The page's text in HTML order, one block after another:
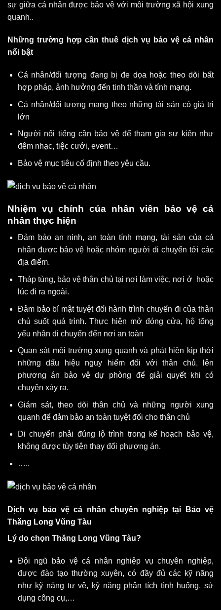
sự giữa cá nhân được bảo vệ với môi trường xã hội xung
quanh..
Những trường hợp cần thuê dịch vụ bảo vệ cá nhân
nổi bật
Cá nhân/đối tượng đang bị đe dọa hoặc theo dõi bất
hợp pháp, ảnh hưởng đến tinh thần và tính mạng.
Cá nhân/đối tượng mang theo những tài sản có giá trị
lớn
Người nổi tiếng cần bảo vệ để tham gia sự kiện như
đêm nhạc, tiệc cưới, event…
Bảo vệ mục tiêu cố định theo yêu cầu.
Nhiệm vụ chính của nhân viên bảo vệ cá
nhân thực hiện
Đảm bảo an ninh, an toàn tính mạng, tài sản của cá
nhân được bảo vệ hoặc nhóm người di chuyển tới các
địa điểm.
Tháp tùng, bảo vệ thân chủ tại nơi làm việc, nơi ở hoặc
lúc đi ra ngoài.
Đảm bảo bí mật tuyệt đối hành trình chuyến đi của thân
chủ suốt quá trình. Thực hiện mở đóng cửa, hộ tống
yếu nhân di chuyển đến nơi an toàn
Quan sát môi trường xung quanh và phát hiện kịp thời
những dấu hiệu nguy hiểm đối với thân chủ, lên
phương án bảo vệ dự phòng để giải quyết khi có
chuyện xảy ra.
Giám sát, theo dõi thân chủ và những người xung
quanh để đảm bảo an toàn tuyệt đối cho thân chủ
Di chuyển phải đúng lộ trình trong kế hoạch bảo vệ,
không được tùy tiện thay đổi phương án.
…..
Dịch vụ bảo vệ cá nhân chuyên nghiệp tại Bảo vệ
Thăng Long Vũng Tàu
Lý do chọn Thăng Long Vũng Tàu?
Đội ngũ bảo vệ cá nhân nghiệp vụ chuyên nghiệp,
được đào tạo thường xuyên, có đầy đủ các kỹ năng
như kỹ năng tự vệ, kỹ năng phân tích tình huống, sử
dụng công cụ,…